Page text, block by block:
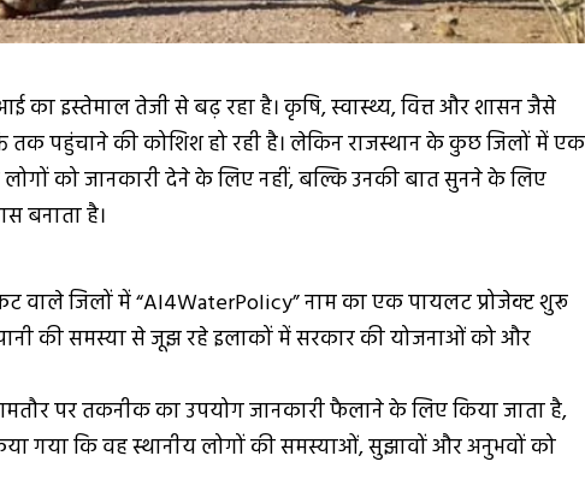
का इस्तेमाल तेजी से बढ़ रहा है। कृषि, स्वास्थ्य, वित्त और शासन जैसे
तक पहुंचाने की कोशिश हो रही है। लेकिन राजस्थान के कुछ जिलों में एक
को जानकारी देने के लिए नहीं, बल्कि उनकी बात सुनने के लिए
बनाता है।
वाले जिलों में “AI4WaterPolicy” नाम का एक पायलट प्रोजेक्ट शुरू
की समस्या से जूझ रहे इलाकों में सरकार की योजनाओं को और
पर तकनीक का उपयोग जानकारी फैलाने के लिए किया जाता है,
गया कि वह स्थानीय लोगों की समस्याओं, सुझावों और अनुभवों को